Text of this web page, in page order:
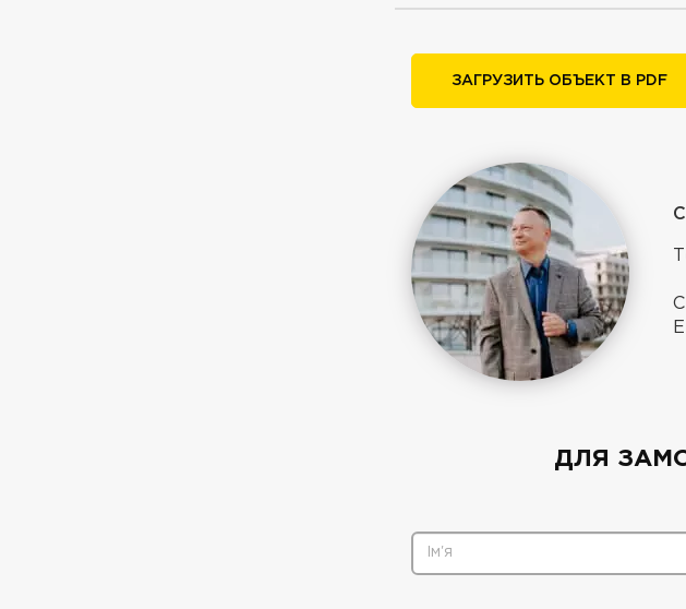
ЗАГРУЗИТЬ ОБЪЕКТ В PDF
ДЛЯ